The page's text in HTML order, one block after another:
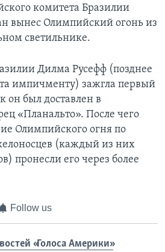
комитета Бразилии
вынес Олимпийский огонь из
светильнике.
Дилма Русефф (позднее
импичменту) зажгла первый
он был доставлен в
«Планальто». После чего
Олимпийского огня по
(каждый из них
пронесли его через более
Follow us
«Голоса Америки»